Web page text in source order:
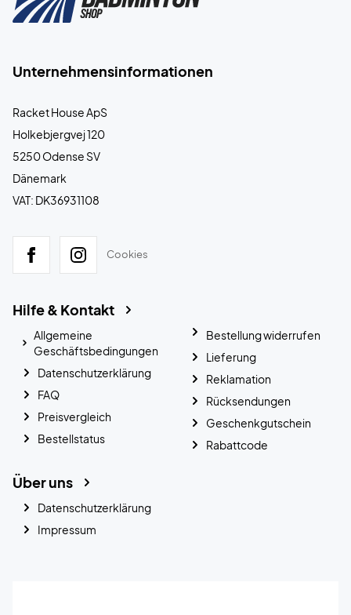
Unternehmensinformationen
Racket House ApS
Holkebjergvej 120
5250 Odense SV
Dänemark
VAT: DK36931108
Cookies
Hilfe & Kontakt
Allgemeine
Geschäftsbedingungen
Datenschutzerklärung
FAQ
Preisvergleich
Bestellstatus
Bestellung widerrufen
Lieferung
Reklamation
Rücksendungen
Geschenkgutschein
Rabattcode
Über uns
Datenschutzerklärung
Impressum